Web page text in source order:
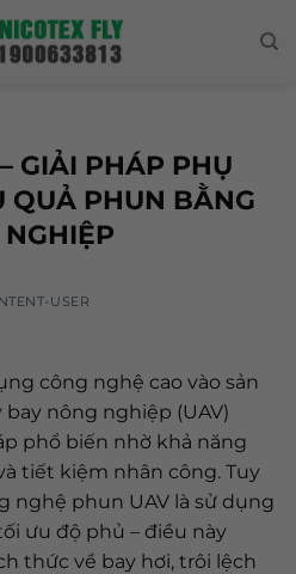
GIẢI PHÁP PHỤ
QUẢ PHUN BẰNG
USER
công nghệ cao vào sản
nông nghiệp (UAV)
phổ biến nhờ khả năng
tiết kiệm nhân công. Tuy
nghệ phun UAV là sử dụng
ưu độ phủ – điều này
thức về bay hơi, trôi lệch